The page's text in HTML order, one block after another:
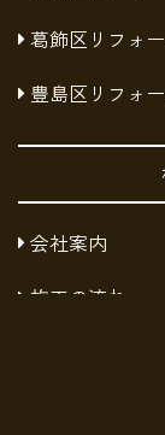
葛飾区リフォ
豊島区リフォ
会社案内
施工の流れ